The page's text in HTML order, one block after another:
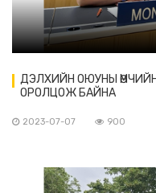
ДЭЛХИЙН ОЮУНЫ
ОРОЛЦОЖ БАЙНА
2023-07-07 900